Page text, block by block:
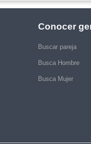
Conocer
Buscar pareja
Busca Hombre
Busca Mujer